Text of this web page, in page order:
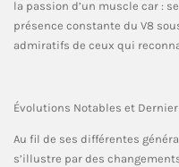
la passion d’un muscle car :
présence constante du V8
admiratifs de ceux qui
Évolutions Notables et
Au fil de ses différentes
s’illustre par des